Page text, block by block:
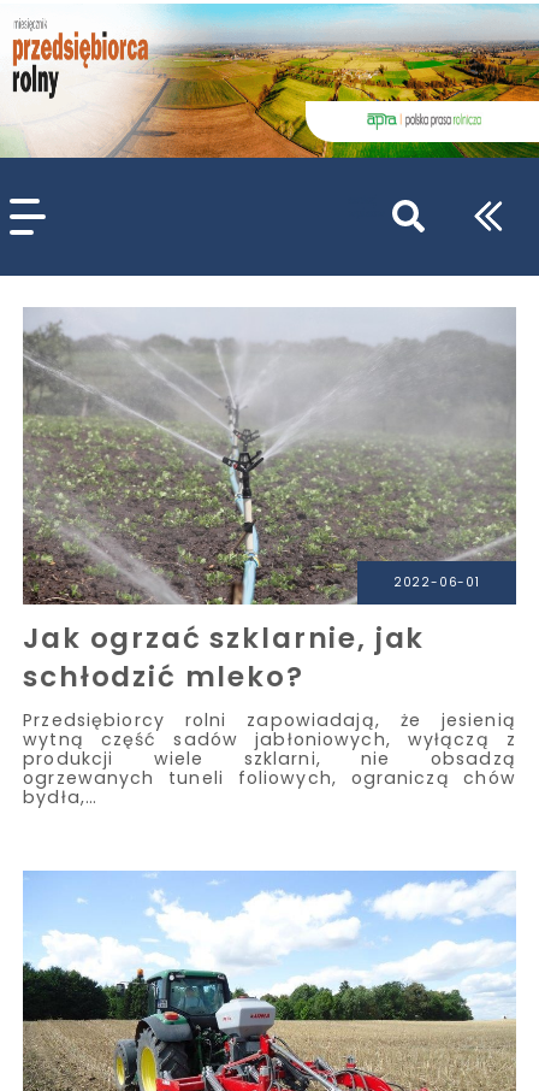
2022-06-01
Jak ogrzać szklarnie, jak
schłodzić mleko?
Przedsiębiorcy rolni zapowiadają, że jesienią
wytną część sadów jabłoniowych, wyłączą z
produkcji wiele szklarni, nie obsadzą
ogrzewanych tuneli foliowych, ograniczą chów
bydła,…